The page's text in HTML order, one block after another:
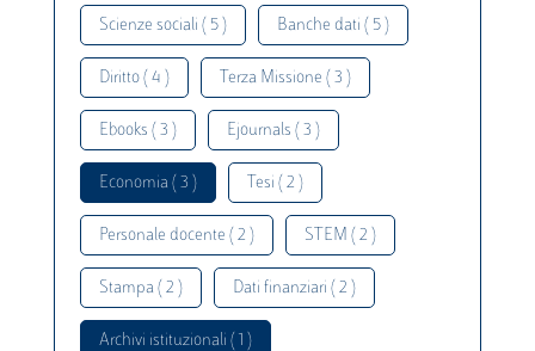
Scienze sociali ( 5 ) Banche dati ( 5 )
Diritto ( 4 ) Terza Missione ( 3 )
Ebooks ( 3 ) Ejournals ( 3 )
Economia ( 3 ) Tesi ( 2 )
Personale docente ( 2 ) STEM ( 2 )
Stampa ( 2 ) Dati finanziari ( 2 )
Archivi istituzionali ( 1 )